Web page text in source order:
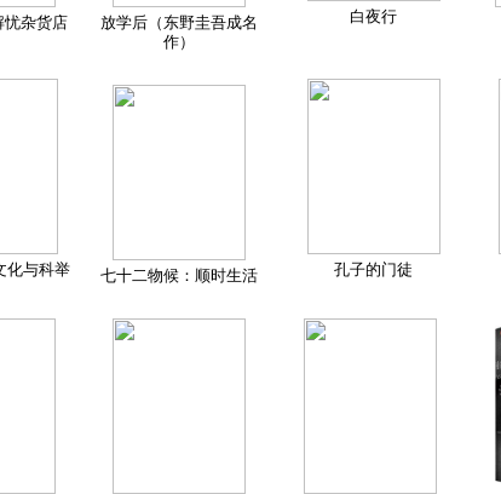
忧杂货店
放学后（东野圭吾成名
作）
白夜行
化与科举 七十二物候：顺时生活 孔子的门徒